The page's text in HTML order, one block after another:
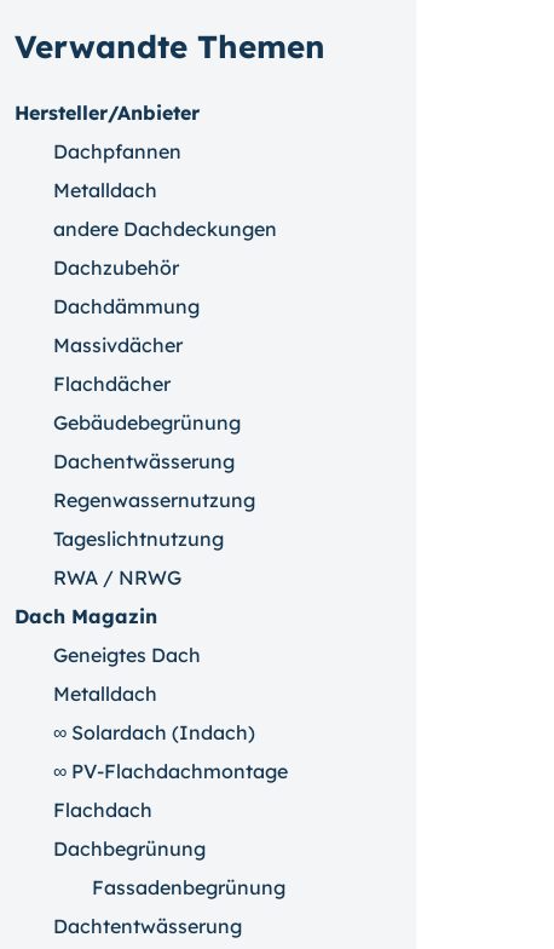
Verwandte Themen
Hersteller/Anbieter
Dachpfannen
Metalldach
andere Dachdeckungen
Dachzubehör
Dachdämmung
Massivdächer
Flachdächer
Gebäudebegrünung
Dachentwässerung
Regenwassernutzung
Tageslichtnutzung
RWA / NRWG
Dach Magazin
Geneigtes Dach
Metalldach
∞ Solardach (Indach)
∞ PV-Flachdachmontage
Flachdach
Dachbegrünung
Fassadenbegrünung
Dachtentwässerung